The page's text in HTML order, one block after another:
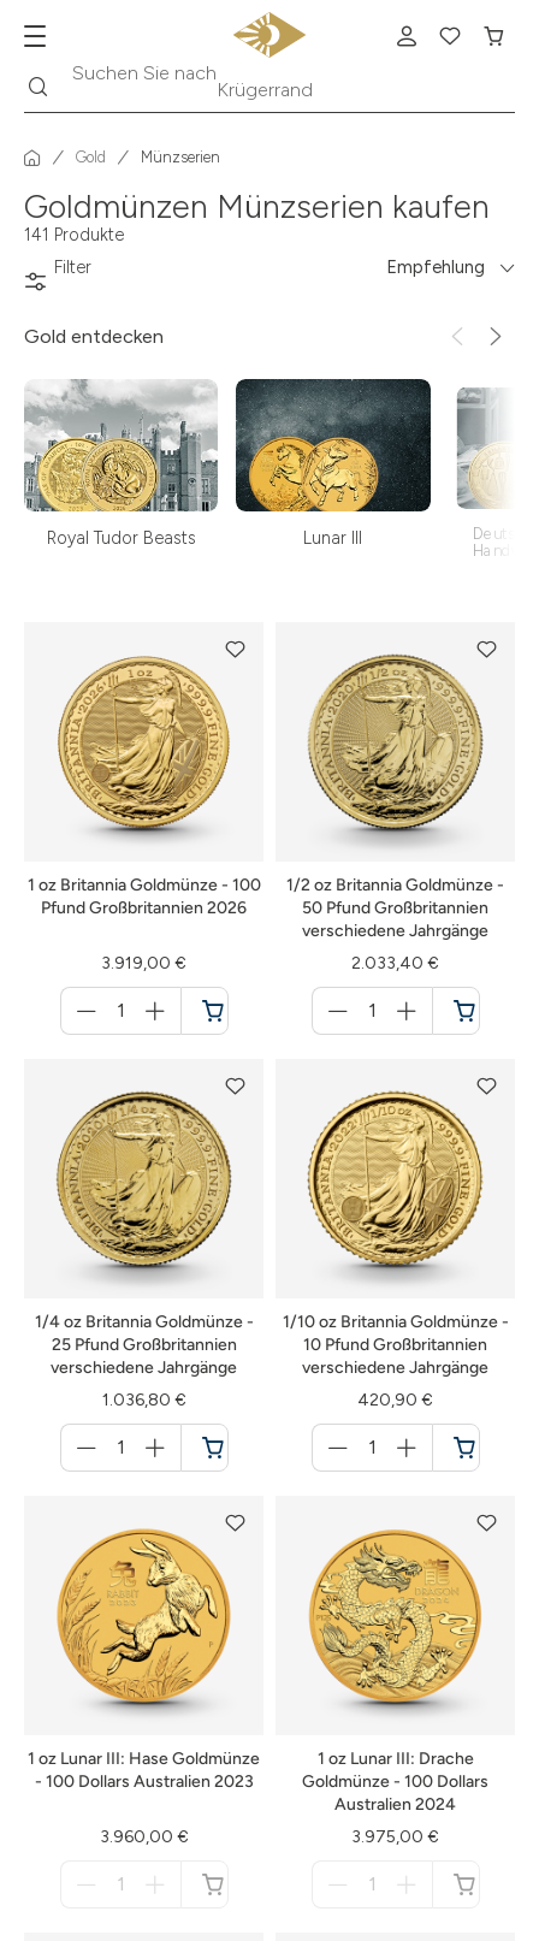
Suchen Sie nach
Gold Münzserien
Goldmünzen Münzserien kaufen
141 Produkte
Filter
Empfehlung
Gold entdecken
Royal Tudor Beasts Lunar III
1 oz Britannia Goldmünze - 100
Pfund Großbritannien 2026
3.919,00 €
für
Warenkorb
1/2 oz Britannia Goldmünze -
50 Pfund Großbritannien
verschiedene Jahrgänge
2.033,40 €
für
Warenkorb
1/4 oz Britannia Goldmünze -
25 Pfund Großbritannien
verschiedene Jahrgänge
1.036,80 €
für
Warenkorb
1/10 oz Britannia Goldmünze -
10 Pfund Großbritannien
verschiedene Jahrgänge
420,90 €
für
Warenkorb
1 oz Lunar III: Hase Goldmünze
- 100 Dollars Australien 2023
3.960,00 €
1 oz Lunar III: Drache
Goldmünze - 100 Dollars
Australien 2024
3.975,00 €